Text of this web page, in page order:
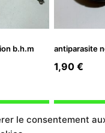
le consentement
b.h.m
antiparasite
1,90 €